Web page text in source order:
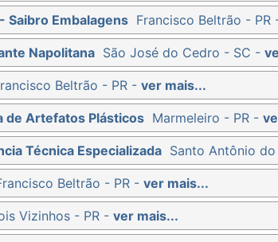
Saibro Embalagens Francisco Beltrão - PR
Napolitana São José do Cedro - SC -
Beltrão - PR - ver mais...
de Artefatos Plásticos Marmeleiro - PR -
Técnica Especializada Santo Antônio
Beltrão - PR - ver mais...
Vizinhos - PR - ver mais...